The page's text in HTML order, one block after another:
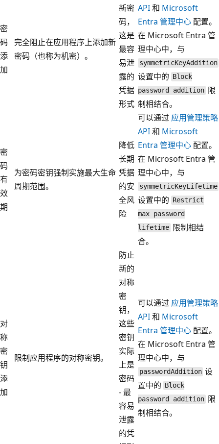
密
码
添
加
完全阻止在应用程序上添加新
密码（也称为机密）。
新密
码，
这是
最容
易泄
露的
凭据
形式
API和 Microsoft
Entra 管理中心 配置。
在 Microsoft Entra 管
理中心中，与
symmetricKeyAddition
设置中的 Block
password addition 限
制相结合。
密
码
有
效
期
为密码密钥强制实施最大生命
周期范围。
降低
长期
凭据
的安
全风
险
可以通过 应用管理策略
API和 Microsoft
Entra 管理中心 配置。
在 Microsoft Entra 管
理中心中，与
symmetricKeyLifetime
设置中的 Restrict
max password
lifetime 限制相结
合。
对
称
密
钥
添
加
限制应用程序的对称密钥。
防止
新的
对称
密
钥，
这些
密钥
实际
上是
密码
- 最
容易
泄露
的凭
可以通过 应用管理策略
API和 Microsoft
Entra 管理中心 配置。
在 Microsoft Entra 管
理中心中，与
passwordAddition 设
置中的 Block
password addition 限
制相结合。